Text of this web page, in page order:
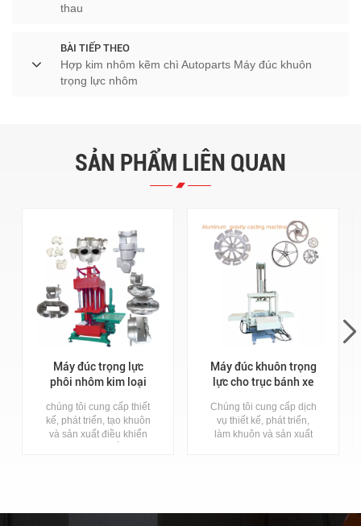
thau
BÀI TIẾP THEO
Hợp kim nhôm kẽm chì Autoparts Máy đúc khuôn
trọng lực nhôm
SẢN PHẨM LIÊN QUAN
Máy đúc trọng lực
phôi nhôm kim loại
nhôm kẽm
chúng tôi cung cấp thiết
kế, phát triển, tạo khuôn
và sản xuất điều khiển
Máy đúc trọng lực. Chất
Máy đúc khuôn trọng
lực cho trục bánh xe
Chúng tôi cung cấp dịch
vụ thiết kế, phát triển,
làm khuôn và sản xuất
tự động hoàn toàn tùy